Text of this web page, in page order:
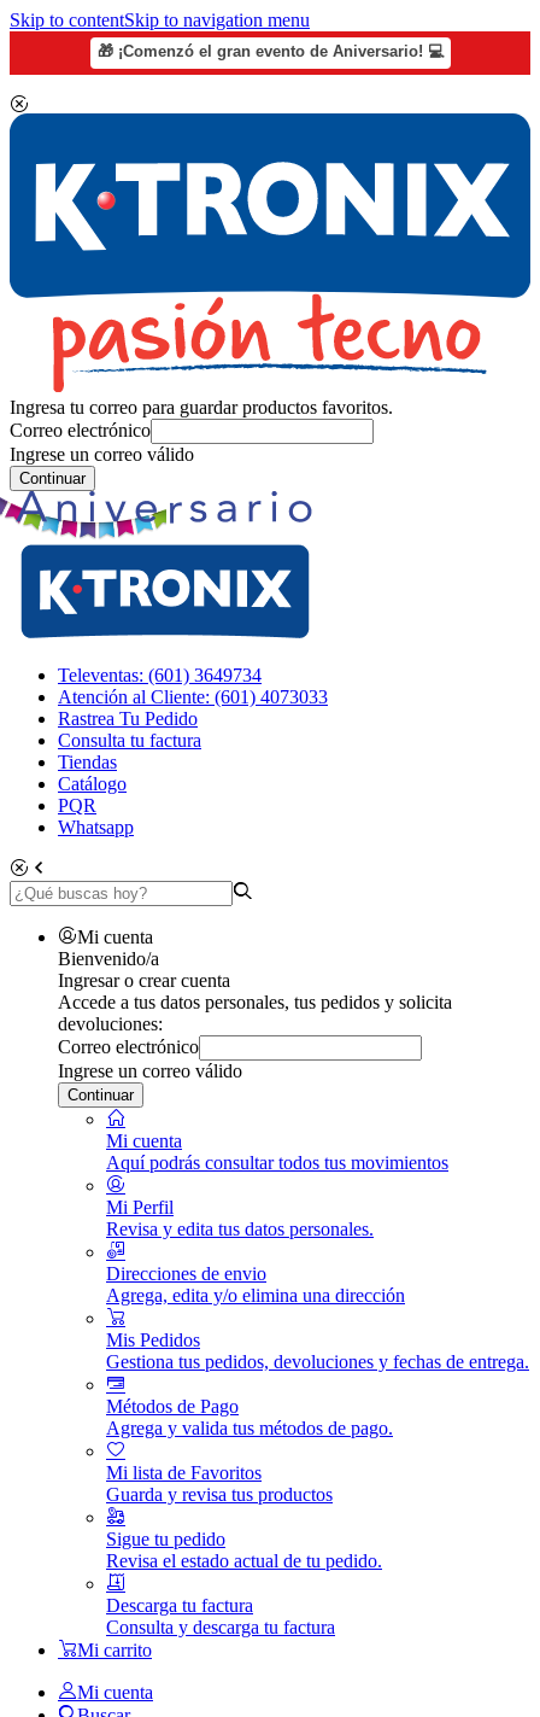
Skip to contentSkip to navigation menu
🎁 ¡Comenzó el gran evento de Aniversario! 💻
Ingresa tu correo para guardar productos favoritos.
Correo electrónico
Ingrese un correo válido
Continuar
Televentas: (601) 3649734
Atención al Cliente: (601) 4073033
Rastrea Tu Pedido
Consulta tu factura
Tiendas
Catálogo
PQR
Whatsapp
Mi cuenta
Bienvenido/a
Ingresar o crear cuenta
Accede a tus datos personales, tus pedidos y solicita
devoluciones:
Correo electrónico
Ingrese un correo válido
Continuar
Mi cuenta
Aquí podrás consultar todos tus movimientos
Mi Perfil
Revisa y edita tus datos personales.
Direcciones de envio
Agrega, edita y/o elimina una dirección
Mis Pedidos
Gestiona tus pedidos, devoluciones y fechas de entrega.
Métodos de Pago
Agrega y valida tus métodos de pago.
Mi lista de Favoritos
Guarda y revisa tus productos
Sigue tu pedido
Revisa el estado actual de tu pedido.
Descarga tu factura
Consulta y descarga tu factura
Mi carrito
Mi cuenta